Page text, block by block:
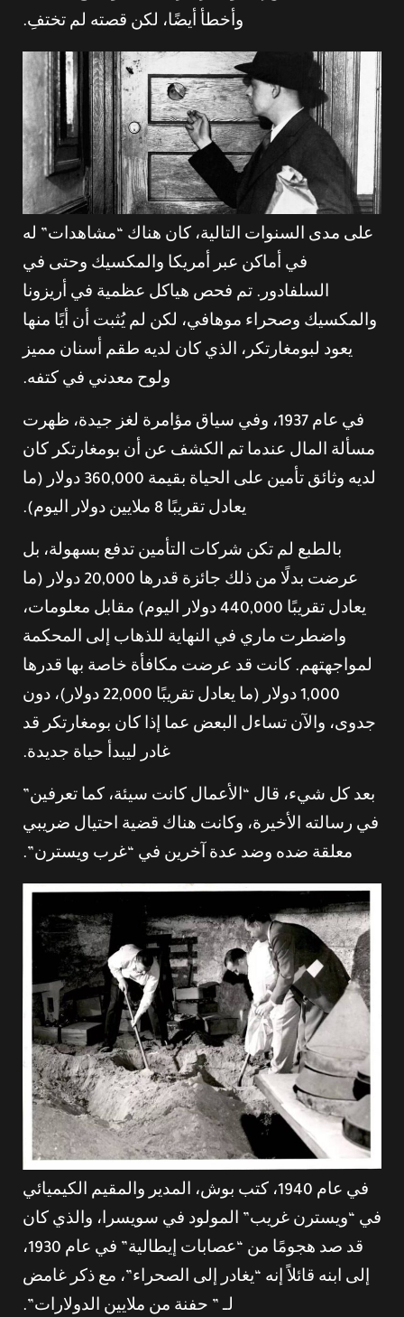
وأخطأ أيضًا، لكن قصته لم تختفِ.
على مدى السنوات التالية، كان هناك “مشاهدات” له
في أماكن عبر أمريكا والمكسيك وحتى في
السلفادور. تم فحص هياكل عظمية في أريزونا
والمكسيك وصحراء موهافي، لكن لم يُثبت أن أيًا منها
يعود لبومغارتكر، الذي كان لديه طقم أسنان مميز
ولوح معدني في كتفه.
في عام 1937، وفي سياق مؤامرة لغز جيدة، ظهرت
مسألة المال عندما تم الكشف عن أن بومغارتكر كان
لديه وثائق تأمين على الحياة بقيمة 360,000 دولار (ما
يعادل تقريبًا 8 ملايين دولار اليوم).
بالطبع لم تكن شركات التأمين تدفع بسهولة، بل
عرضت بدلًا من ذلك جائزة قدرها 20,000 دولار (ما
يعادل تقريبًا 440,000 دولار اليوم) مقابل معلومات،
واضطرت ماري في النهاية للذهاب إلى المحكمة
لمواجهتهم. كانت قد عرضت مكافأة خاصة بها قدرها
1,000 دولار (ما يعادل تقريبًا 22,000 دولار)، دون
جدوى، والآن تساءل البعض عما إذا كان بومغارتكر قد
غادر ليبدأ حياة جديدة.
بعد كل شيء، قال “الأعمال كانت سيئة، كما تعرفين”
في رسالته الأخيرة، وكانت هناك قضية احتيال ضريبي
معلقة ضده وضد عدة آخرين في “غرب ويسترن”.
في عام 1940، كتب بوش، المدير والمقيم الكيميائي
في “ويسترن غريب” المولود في سويسرا، والذي كان
قد صد هجومًا من “عصابات إيطالية” في عام 1930،
إلى ابنه قائلاً إنه “يغادر إلى الصحراء”، مع ذكر غامض
لـ ” حفنة من ملايين الدولارات”.